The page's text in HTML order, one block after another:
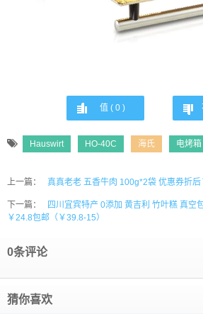
值 ( 0 )
Hauswirt HO-40C 海氏 电烤箱
上一篇： 真真老老 五香牛肉 100g*2袋 优惠券折后
下一篇：
四川宜宾特产 0添加 黄吉利 竹叶糕 真空
￥24.8包邮（￥39.8-15）
0条评论
猜你喜欢